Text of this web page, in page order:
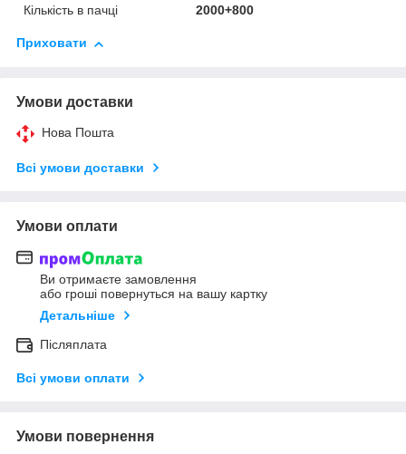
Кількість в пачці
2000+800
Приховати
Умови доставки
Нова Пошта
Всі умови доставки
Умови оплати
Ви отримаєте замовлення
або гроші повернуться на вашу картку
Детальніше
Післяплата
Всі умови оплати
Умови повернення